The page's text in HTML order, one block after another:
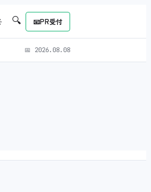
🔍 📧PR受付
📅 2026.08.08